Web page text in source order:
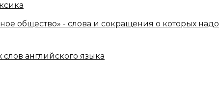
общество» - слова и сокращения о которых надо
слов английского языка